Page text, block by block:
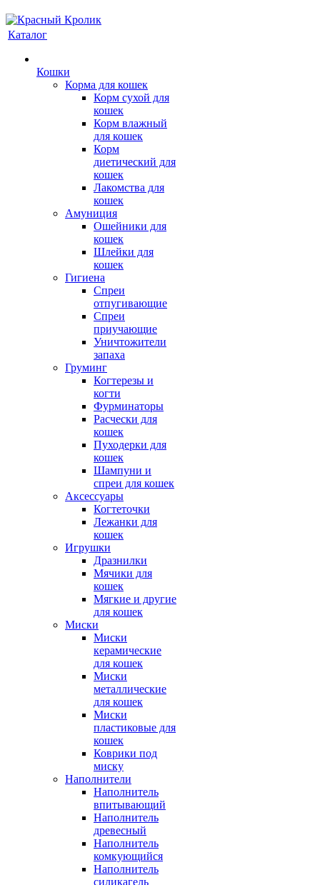
Каталог
Кошки
Корма для кошек
Корм сухой для
кошек
Корм влажный
для кошек
Корм
диетический для
кошек
Лакомства для
кошек
Амуниция
Ошейники для
кошек
Шлейки для
кошек
Гигиена
Спреи
отпугивающие
Спреи
приучающие
Уничтожители
запаха
Груминг
Когтерезы и
когти
Фурминаторы
Расчески для
кошек
Пуходерки для
кошек
Шампуни и
спреи для кошек
Аксессуары
Когтеточки
Лежанки для
кошек
Игрушки
Дразнилки
Мячики для
кошек
Мягкие и другие
для кошек
Миски
Миски
керамические
для кошек
Миски
металлические
для кошек
Миски
пластиковые для
кошек
Коврики под
миску
Наполнители
Наполнитель
впитывающий
Наполнитель
древесный
Наполнитель
комкующийся
Наполнитель
силикагель